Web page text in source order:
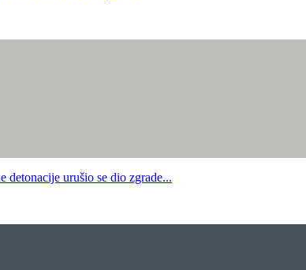
urušio se dio zgrade...